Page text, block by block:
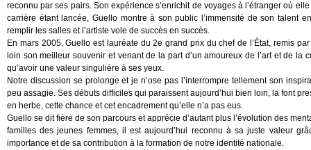
reconnu par ses pairs. Son expérience s’enrichit de voyages à l’étranger où
carrière étant lancée, Guello montre à son public l’immensité de son talent
remplir les salles et l’artiste vole de succès en succès.
En mars 2005, Guello est lauréate du 2e grand prix du chef de l’État, remis
loin son meilleur souvenir et venant de la part d’un amoureux de l’art et de
qu’avoir une valeur singulière à ses yeux.
Notre discussion se prolonge et je n’ose pas l’interrompre tellement son
peu assagie. Ses débuts difficiles qui paraissent aujourd’hui bien loin, la font
en herbe, cette chance et cet encadrement qu’elle n’a pas eus.
Guello se dit fière de son parcours et apprécie d’autant plus l’évolution des
familles des jeunes femmes, il est aujourd’hui reconnu à sa juste valeur
importance et de sa contribution à la formation de notre identité nationale.